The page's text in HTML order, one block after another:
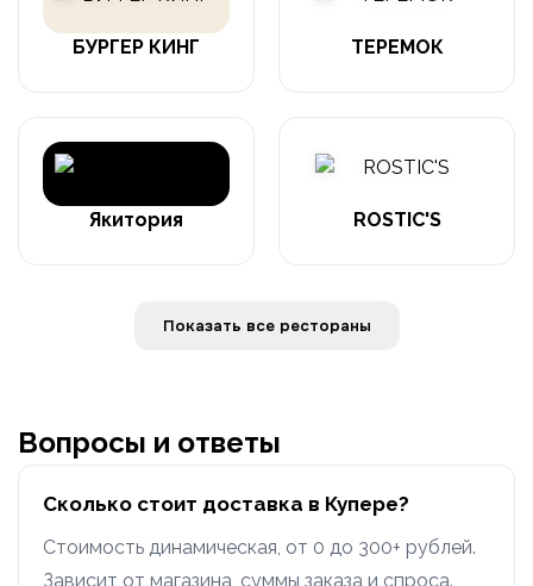
БУРГЕР КИНГ ТЕРЕМОК
Якитория ROSTIC'S
Показать все рестораны
Вопросы и ответы
Сколько стоит доставка в Купере?
Стоимость динамическая, от 0 до 300+ рублей.
Зависит от магазина, суммы заказа и спроса.